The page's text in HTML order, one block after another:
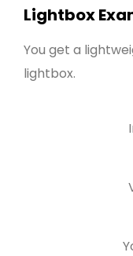
Lightbox
You get a
lightbox.